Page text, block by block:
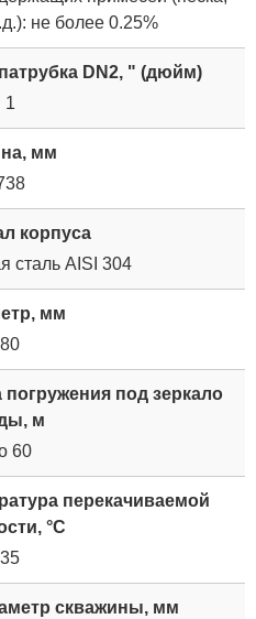
не более 0.25%
DN2, " (дюйм)
1
мм
корпуса
сталь AISI 304
мм
80
под зеркало
м
60
перекачиваемой
°C
35
скважины, мм